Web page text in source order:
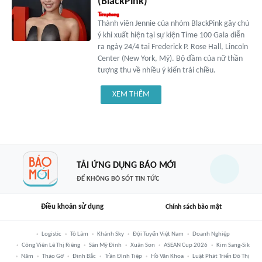
Thành viên Jennie của nhóm BlackPink gây chú
ý khi xuất hiện tại sự kiện Time 100 Gala diễn
ra ngày 24/4 tại Frederick P. Rose Hall, Lincoln
Center (New York, Mỹ). Bộ đầm của nữ thần
tượng thu về nhiều ý kiến trái chiều.
XEM THÊM
TẢI ỨNG DỤNG BÁO MỚI
ĐỂ KHÔNG BỎ SÓT TIN TỨC
Điều khoản sử dụng Chính sách bảo mật
Logistic Tô Lâm Khánh Sky Đội Tuyển Việt Nam
Doanh Nghiệp
Công Viên Lê Thị Riêng
Sân Mỹ Đình Xuân Son ASEAN Cup 2026
Kim Sang-Sik
Năm
Tháo Gỡ Đình Bắc Trần Đình Tiệp Hồ Văn Khoa Luật Phát Triển Đô Thị